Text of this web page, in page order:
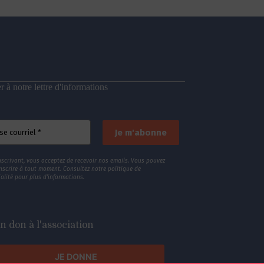
à notre lettre d'informations
vous acceptez de recevoir nos emails. Vous pouvez
à tout moment. Consultez notre politique de
pour plus d’informations.
don à l'association
JE DONNE